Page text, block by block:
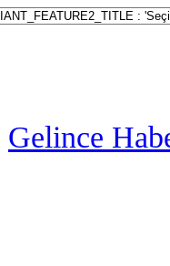
Gelince